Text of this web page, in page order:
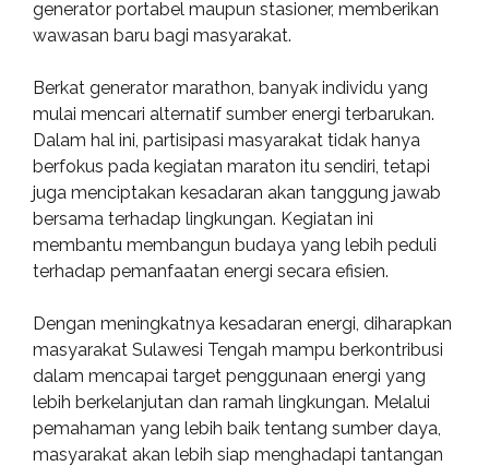
generator portabel maupun stasioner, memberikan
wawasan baru bagi masyarakat.
Berkat generator marathon, banyak individu yang
mulai mencari alternatif sumber energi terbarukan.
Dalam hal ini, partisipasi masyarakat tidak hanya
berfokus pada kegiatan maraton itu sendiri, tetapi
juga menciptakan kesadaran akan tanggung jawab
bersama terhadap lingkungan. Kegiatan ini
membantu membangun budaya yang lebih peduli
terhadap pemanfaatan energi secara efisien.
Dengan meningkatnya kesadaran energi, diharapkan
masyarakat Sulawesi Tengah mampu berkontribusi
dalam mencapai target penggunaan energi yang
lebih berkelanjutan dan ramah lingkungan. Melalui
pemahaman yang lebih baik tentang sumber daya,
masyarakat akan lebih siap menghadapi tantangan